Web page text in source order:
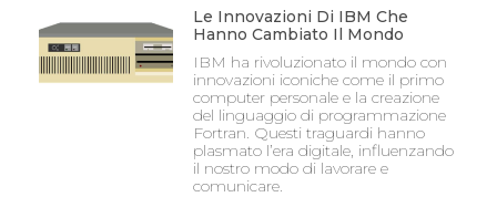
Le Innovazioni Di IBM Che
Hanno Cambiato Il Mondo
IBM ha rivoluzionato il mondo con
innovazioni iconiche come il primo
computer personale e la creazione
del linguaggio di programmazione
Fortran. Questi traguardi hanno
plasmato l’era digitale, influenzando
il nostro modo di lavorare e
comunicare.